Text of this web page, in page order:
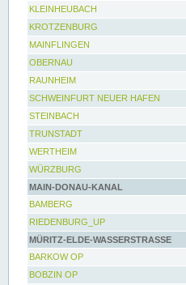
KLEINHEUBACH
KROTZENBURG
MAINFLINGEN
OBERNAU
RAUNHEIM
SCHWEINFURT NEUER HAFEN
STEINBACH
TRUNSTADT
WERTHEIM
WÜRZBURG
MAIN-DONAU-KANAL
BAMBERG
RIEDENBURG_UP
MÜRITZ-ELDE-WASSERSTRASSE
BARKOW OP
BOBZIN OP